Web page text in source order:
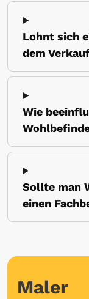
Lohnt sich
dem
Wie
Sollte man
einen
Maler